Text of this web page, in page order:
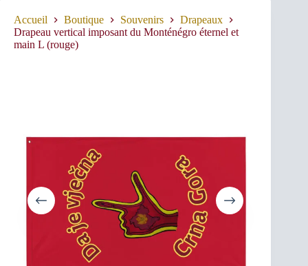
Accueil Boutique Souvenirs
Drapeaux
Drapeau vertical imposant du Monténégro éternel et
main L (rouge)